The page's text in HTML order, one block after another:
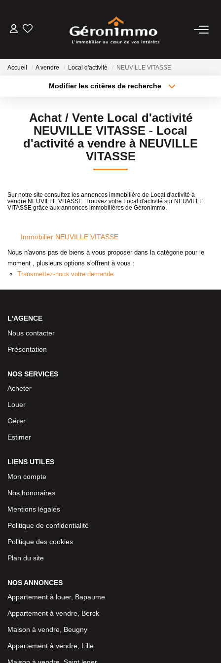
ESTIMATION
NOTRE AGENCE
CONTACT
Accueil A vendre Local d'activité NEUVILLE VITASSE
Modifier les critères de recherche
Sélectionnez...
Type de bien
Surface min
Achat / Vente Local d'activité
NEUVILLE VITASSE - Local
d'activité a vendre à NEUVILLE
VITASSE
Sur notre site consultez les annonces immobilière de Local d'activité à
vendre NEUVILLE VITASSE. Trouvez votre Local d'activité sur NEUVILLE
VITASSE grâce aux annonces immobilières de Géronimmo.
Immobilier NEUVILLE VITASSE
Nous n'avons pas de biens à vous proposer dans la catégorie pour le
moment , plusieurs options s'offrent à vous :
Transmettez-nous votre demande
L'AGENCE
Nous contacter
Présentation
NOS SERVICES
Acheter
Louer
Gérer
Estimer
LIENS UTILES
Mon compte
Nos honoraires
Mentions légales
Politique de confidentialité
Politique des cookies
Plan du site
NOS ANNONCES
Appartement à louer, Bapaume
Appartement à vendre, Berck
Maison à vendre, Beugny
Appartement à vendre, Lille